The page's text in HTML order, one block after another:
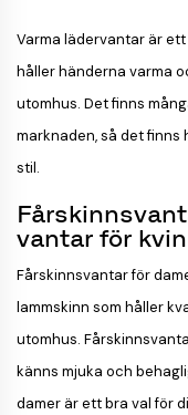
Varma lädervantar är
håller händerna varma
utomhus. Det finns
marknaden, så det finns
stil.
vantar för
Fårskinnsvantar för
lammskinn som håller
utomhus.
känns mjuka och
damer är ett bra val för